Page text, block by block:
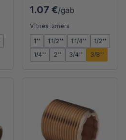
1.07 €/gab
Vītnes izmers
1'' 1.1/2'' 1.1/4''
1/2''
1/4''
2'' 3/4'' 3/8''